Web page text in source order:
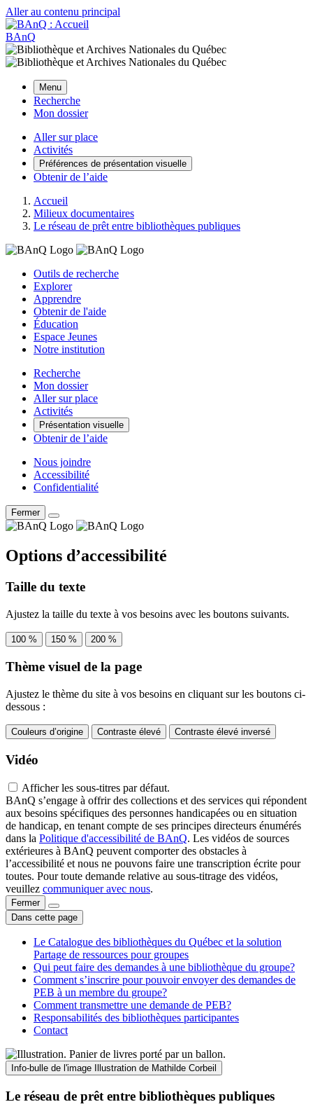
Aller au contenu principal
BAnQ
Menu
Recherche
Mon dossier
Aller sur place
Activités
Préférences de présentation visuelle
Obtenir de l’aide
Accueil
Milieux documentaires
Le réseau de prêt entre bibliothèques publiques
Outils de recherche
Explorer
Apprendre
Obtenir de l'aide
Éducation
Espace Jeunes
Notre institution
Recherche
Mon dossier
Aller sur place
Activités
Présentation visuelle
Obtenir de l’aide
Nous joindre
Accessibilité
Confidentialité
Fermer
Options d’accessibilité
Taille du texte
Ajustez la taille du texte à vos besoins avec les boutons suivants.
100 % 150 % 200 %
Thème visuel de la page
Ajustez le thème du site à vos besoins en cliquant sur les boutons ci-
dessous :
Couleurs d’origine Contraste élevé Contraste élevé inversé
Vidéo
Afficher les sous-titres par défaut.
BAnQ s’engage à offrir des collections et des services qui répondent
aux besoins spécifiques des personnes handicapées ou en situation
de handicap, en tenant compte de ses principes directeurs énumérés
dans la Politique d'accessibilité de BAnQ. Les vidéos de sources
extérieures à BAnQ peuvent comporter des obstacles à
l’accessibilité et nous ne pouvons faire une transcription écrite pour
toutes. Pour toute demande relative au sous-titrage des vidéos,
veuillez communiquer avec nous.
Fermer
Dans cette page
Le Catalogue des bibliothèques du Québec et la solution
Partage de ressources pour groupes
Qui peut faire des demandes à une bibliothèque du groupe?
Comment s’inscrire pour pouvoir envoyer des demandes de
PEB à un membre du groupe?
Comment transmettre une demande de PEB?
Responsabilités des bibliothèques participantes
Contact
Info-bulle de l'image Illustration de Mathilde Corbeil
Le réseau de prêt entre bibliothèques publiques